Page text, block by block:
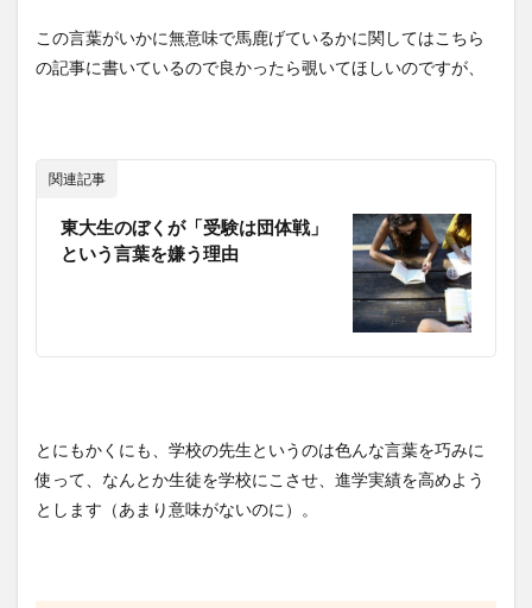
この言葉がいかに無意味で馬鹿げているかに関してはこちら
の記事に書いているので良かったら覗いてほしいのですが、
関連記事
東大生のぼくが「受験は団体戦」
という言葉を嫌う理由
とにもかくにも、学校の先生というのは色んな言葉を巧みに
使って、なんとか生徒を学校にこさせ、進学実績を高めよう
とします（あまり意味がないのに）。